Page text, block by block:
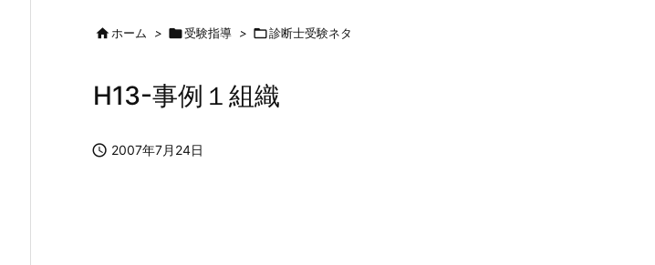
ホーム > 受験指導 > 診断士受験ネタ
H13-事例１組織
 2007年7月24日